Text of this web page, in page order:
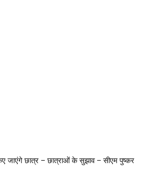
जाएंगे छात्र – छात्राओं के सुझाव – सीएम पुष्कर